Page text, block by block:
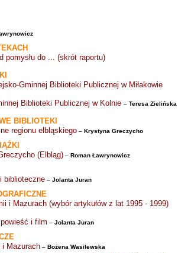
pomysłu do ... (skrót raportu)
Gminnej Biblioteki Publicznej w Miłakowie
Biblioteki Publicznej w Kolnie – Teresa Zielińska
BIBLIOTEKI
regionu elbląskiego – Krystyna Greczycho
(Elbląg) – Roman Ławrynowicz
biblioteczne – Jolanta Juran
i Mazurach (wybór artykułów z lat 1995 - 1999)
i film – Jolanta Juran
i Mazurach – Bożena Wasilewska